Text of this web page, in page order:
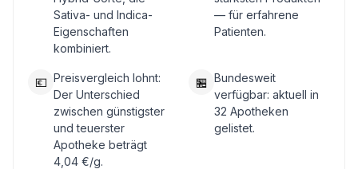
Sativa- und Indica-
Eigenschaften
kombiniert.
— für erfahrene
Patienten.
💶 Preisvergleich lohnt:
Der Unterschied
zwischen günstigster
und teuerster
Apotheke beträgt
4,04 €/g.
🏪 Bundesweit
verfügbar: aktuell in
32 Apotheken
gelistet.